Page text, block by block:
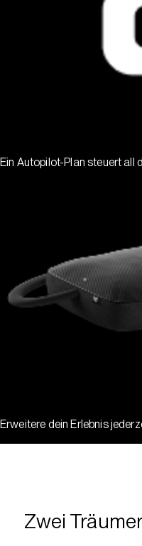
Ein Autopilot-Plan steuert all
Erweitere dein Erlebnis
Zwei